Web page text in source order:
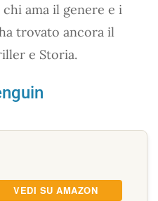
ama il genere e i
trovato ancora il
e Storia.
VEDI SU AMAZON